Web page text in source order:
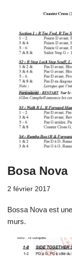
Bosa Nova
2 février 2017
Bossa Nova est
murs.